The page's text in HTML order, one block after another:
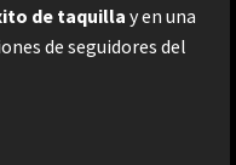
de taquillay en una
de seguidores del